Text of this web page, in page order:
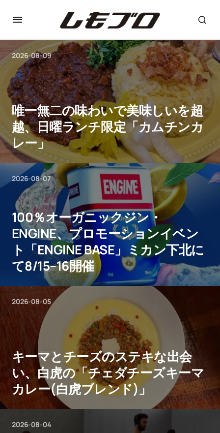
2026-08-09
唯一無二の味わいで美味しいを超
越、日曜ランチ限定「カムチンカ
レー」
2026-08-07
100％オーガニックジン・
ENGINE、プロモーションイベン
ト「ENGINE BASE」ミカン下北に
て8/15–16開催
2026-08-05
キーマとチーズのステキな出会
い、白虎の「チェダチーズキーマ
カレー(白虎ブレンド)」
2026-08-04